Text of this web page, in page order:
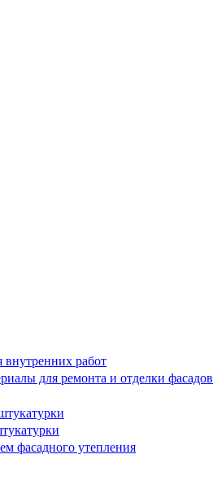
работ
для ремонта и отделки фасадов
фасадного утепления